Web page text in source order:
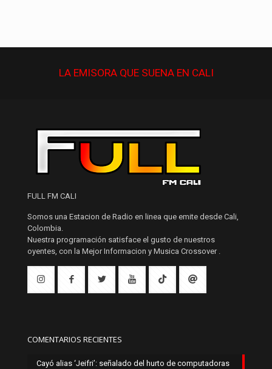
LA EMISORA QUESUENAEN CALI
FULL FM CALI
Somos una Estacion de Radio en linea que emite desde Cali,
Colombia.
Nuestra programación satisface el gusto de nuestros
oyentes, con la Mejor Informacion y Musica Crossover .
COMENTARIOS RECIENTES
Cayó alias ‘Jeifri’: señalado del hurto de computadoras